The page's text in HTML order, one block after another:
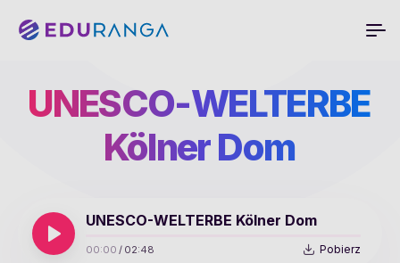
UNESCO-WELTERBE
Kölner Dom
UNESCO-WELTERBE Kölner Dom
00:00 / 02:48 Pobierz